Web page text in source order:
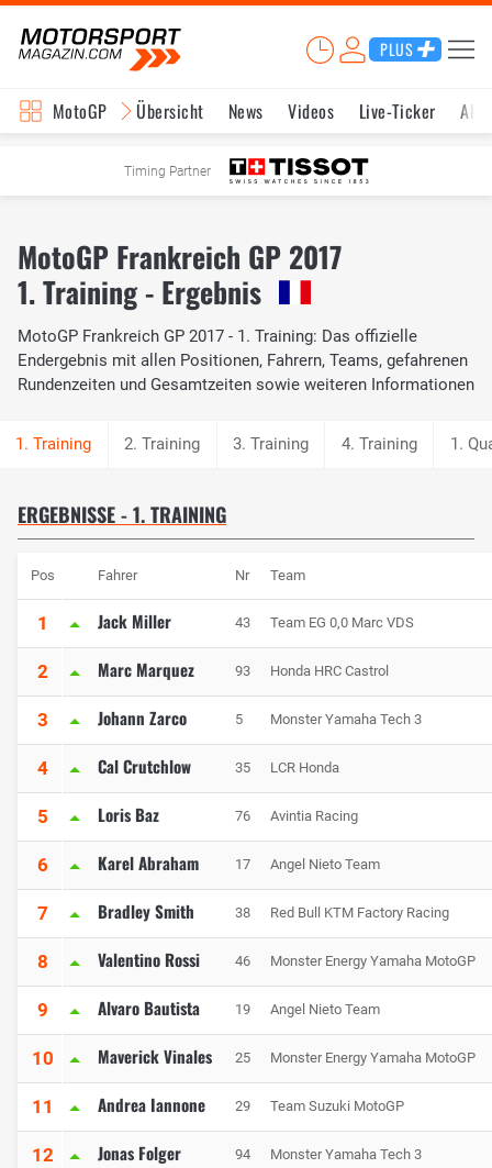
PLUS
MotoGP Übersicht News Videos Live-Ticker
Timing Partner
MotoGP Frankreich GP 2017
1. Training - Ergebnis
MotoGP Frankreich GP 2017 - 1. Training: Das offizielle
Endergebnis mit allen Positionen, Fahrern, Teams, gefahrenen
Rundenzeiten und Gesamtzeiten sowie weiteren Informationen
2. Training 3. Training 4. Training 1.
ERGEBNISSE - 1. TRAINING
Pos Fahrer Nr Team
1 Jack Miller 43 Team EG 0,0 Marc VDS
2 Marc Marquez 93 Honda HRC Castrol
3 Johann Zarco 5 Monster Yamaha Tech 3
4 Cal Crutchlow 35 LCR Honda
5 Loris Baz 76 Avintia Racing
6 Karel Abraham 17 Angel Nieto Team
7 Bradley Smith 38 Red Bull KTM Factory Racing
8 Valentino Rossi 46 Monster Energy Yamaha MotoGP
9 Alvaro Bautista 19 Angel Nieto Team
10 Maverick Vinales 25 Monster Energy Yamaha MotoGP
11 Andrea Iannone 29 Team Suzuki MotoGP
12 Jonas Folger 94 Monster Yamaha Tech 3